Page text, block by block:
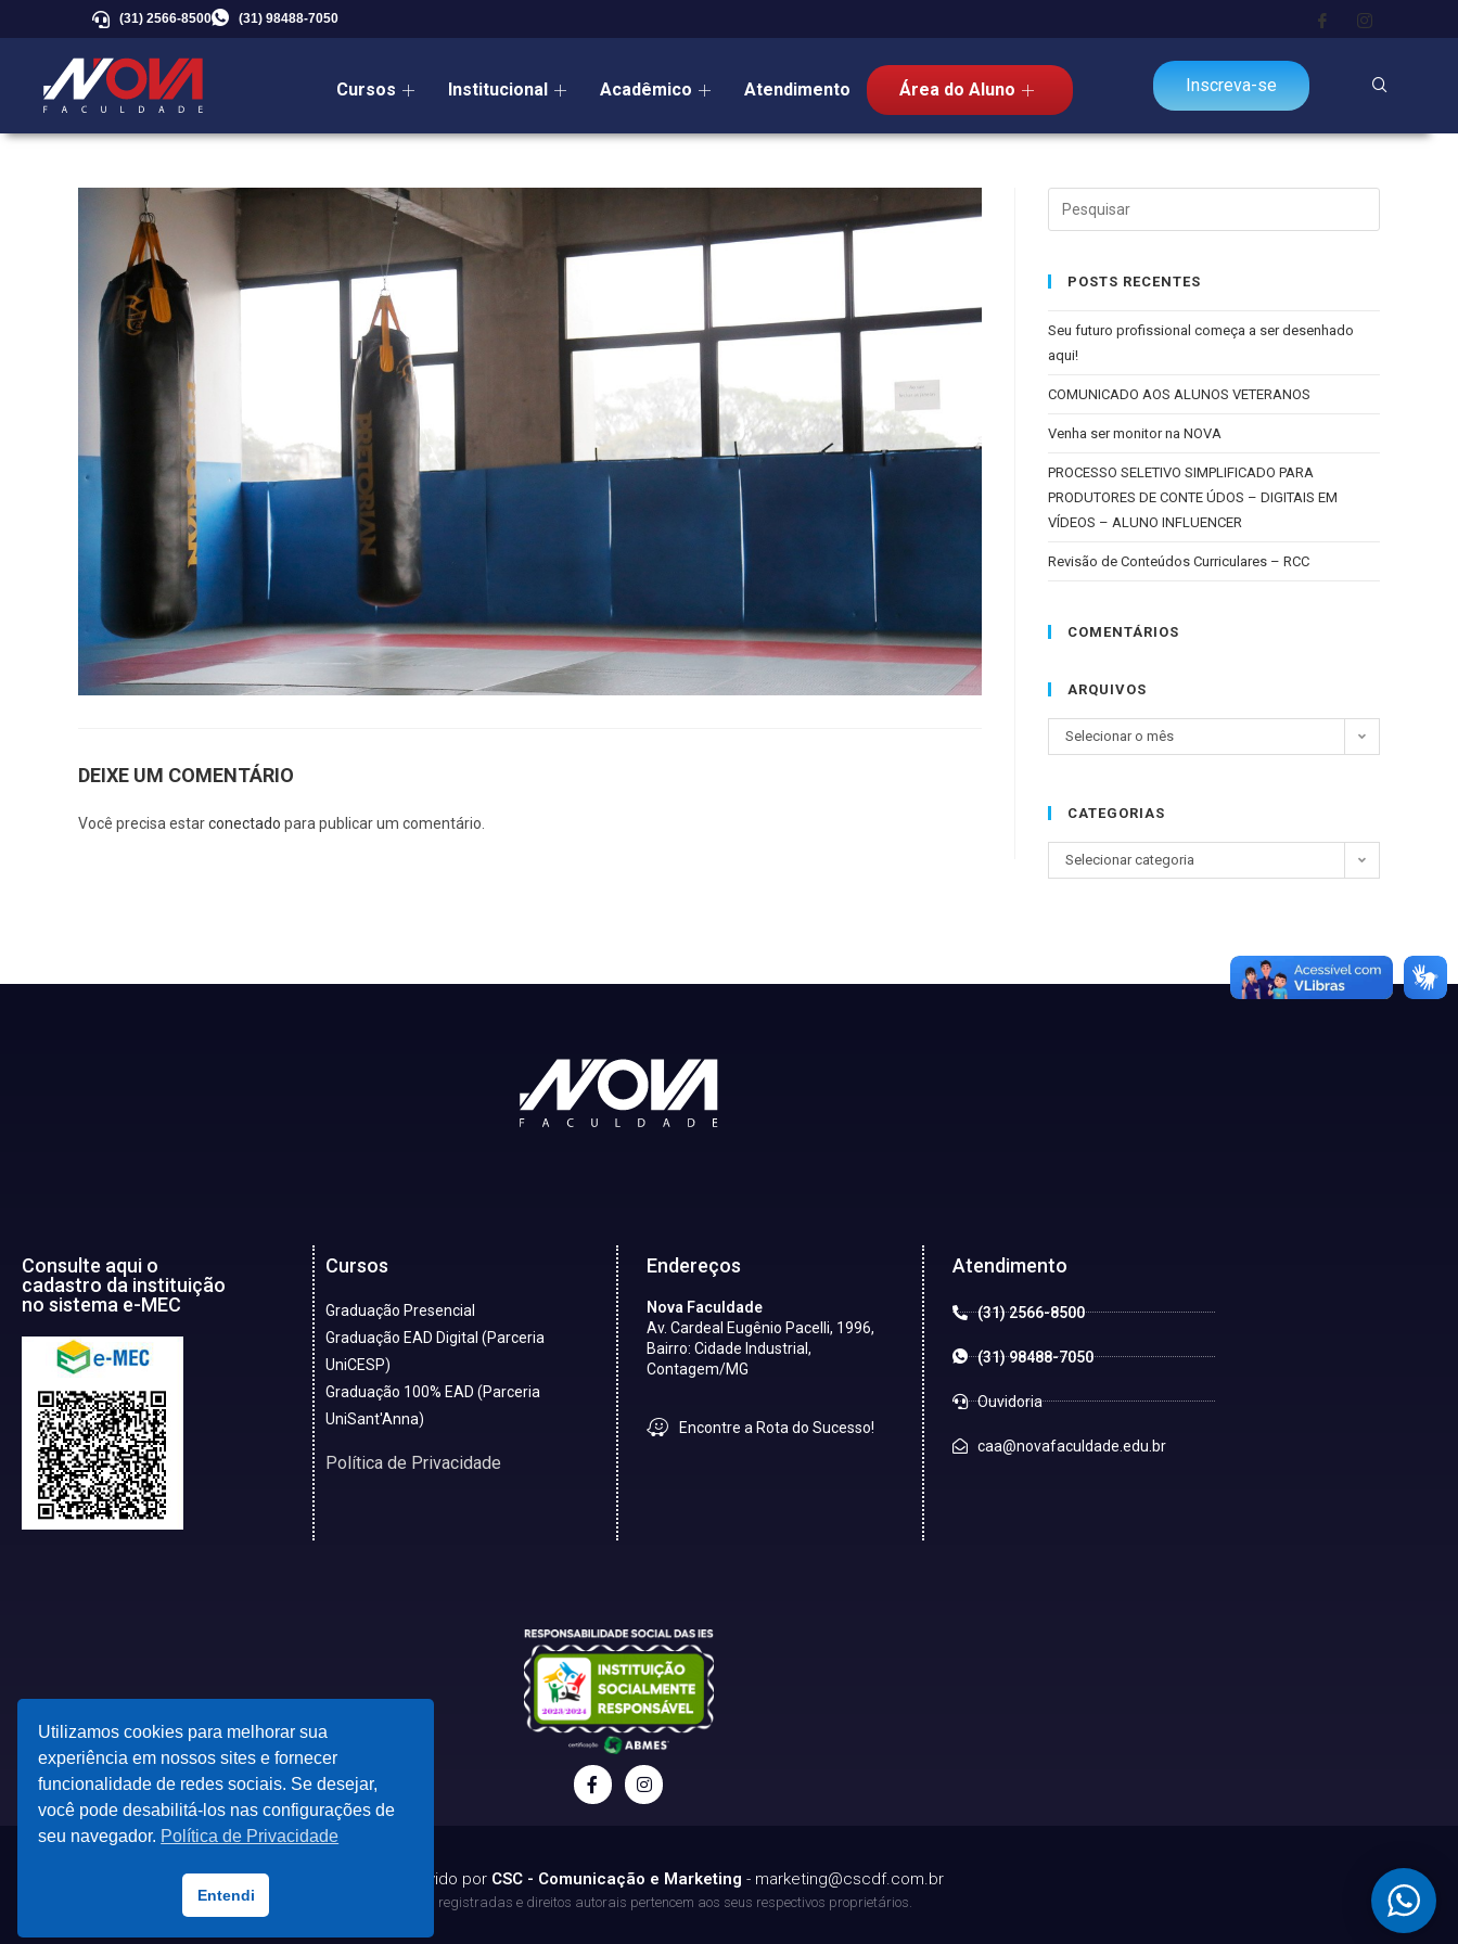
(31) 2566-8500 (31) 98488-7050
Cursos Institucional Acadêmico Atendimento Área do Aluno Inscreva-se
DEIXE UM COMENTÁRIO
Você precisa estarconectado para publicar um comentário.
POSTS RECENTES
Seu futuro profissional começa a ser desenhado
aqui!
COMUNICADO AOS ALUNOS VETERANOS
Venha ser monitor na NOVA
PROCESSO SELETIVO SIMPLIFICADO PARA
PRODUTORES DE CONTE ÚDOS – DIGITAIS EM
VÍDEOS – ALUNO INFLUENCER
Revisão de Conteúdos Curriculares – RCC
COMENTÁRIOS
ARQUIVOS
Selecionar o mês
CATEGORIAS
Selecionar categoria
Consulte aqui o
cadastro da instituição
no sistema e-MEC
Cursos
Graduação Presencial
Graduação EAD Digital (Parceria
UniCESP)
Graduação 100% EAD (Parceria
UniSant'Anna)
Política de Privacidade
Endereços
Nova Faculdade
Av. Cardeal Eugênio Pacelli, 1996,
Bairro: Cidade Industrial,
Contagem/MG
Encontre a Rota do Sucesso!
Atendimento
(31) 2566-8500
(31) 98488-7050
Ouvidoria
caa@novafaculdade.edu.br
© 2023 - Desenvolvido por CSC - Comunicação e Marketing - marketing@cscdf.com.br
Todas as marcas registradas e direitos autorais pertencem aos seus respectivos proprietários.
Utilizamos cookies para melhorar sua
experiência em nossos sites e fornecer
funcionalidade de redes sociais. Se desejar,
você pode desabilitá-los nas configurações de
seu navegador. Política de Privacidade
Entendi